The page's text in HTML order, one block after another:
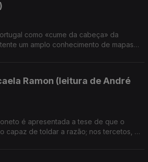
como «cume da cabeça» da
um amplo conhecimento de mapas,
Ramon (leitura de André
é apresentada a tese de que o
capaz de toldar a razão; nos tercetos, o